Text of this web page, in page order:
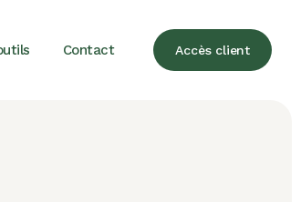
Contact Accès client